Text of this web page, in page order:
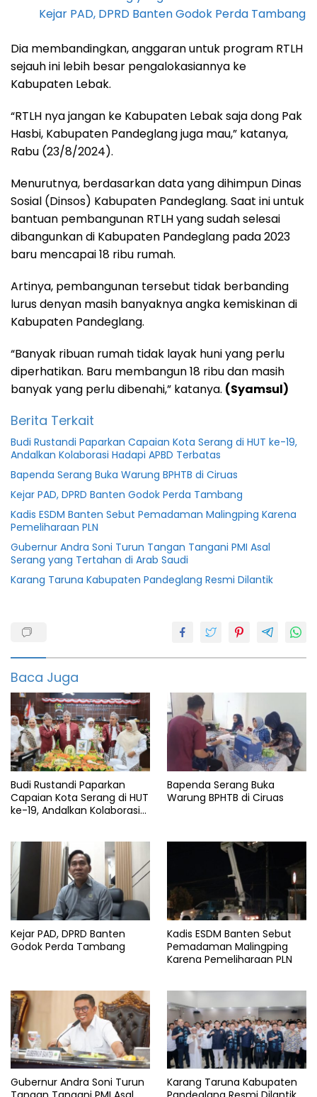
Kejar PAD, DPRD Banten Godok Perda Tambang
Dia membandingkan, anggaran untuk program RTLH
sejauh ini lebih besar pengalokasiannya ke
Kabupaten Lebak.
“RTLH nya jangan ke Kabupaten Lebak saja dong Pak
Hasbi, Kabupaten Pandeglang juga mau,” katanya,
Rabu (23/8/2024).
Menurutnya, berdasarkan data yang dihimpun Dinas
Sosial (Dinsos) Kabupaten Pandeglang. Saat ini untuk
bantuan pembangunan RTLH yang sudah selesai
dibangunkan di Kabupaten Pandeglang pada 2023
baru mencapai 18 ribu rumah.
Artinya, pembangunan tersebut tidak berbanding
lurus denyan masih banyaknya angka kemiskinan di
Kabupaten Pandeglang.
“Banyak ribuan rumah tidak layak huni yang perlu
diperhatikan. Baru membangun 18 ribu dan masih
banyak yang perlu dibenahi,” katanya. (Syamsul)
Berita Terkait
Budi Rustandi Paparkan Capaian Kota Serang di HUT ke-19,
Andalkan Kolaborasi Hadapi APBD Terbatas
Bapenda Serang Buka Warung BPHTB di Ciruas
Kejar PAD, DPRD Banten Godok Perda Tambang
Kadis ESDM Banten Sebut Pemadaman Malingping Karena
Pemeliharaan PLN
Gubernur Andra Soni Turun Tangan Tangani PMI Asal
Serang yang Tertahan di Arab Saudi
Karang Taruna Kabupaten Pandeglang Resmi Dilantik
Pandeglang
Rtlh
Baca Juga
Budi Rustandi Paparkan
Capaian Kota Serang di HUT
ke-19, Andalkan Kolaborasi
Bapenda Serang Buka
Warung BPHTB di Ciruas
Kejar PAD, DPRD Banten
Godok Perda Tambang
Kadis ESDM Banten Sebut
Pemadaman Malingping
Karena Pemeliharaan PLN
Gubernur Andra Soni Turun
Karang Taruna Kabupaten